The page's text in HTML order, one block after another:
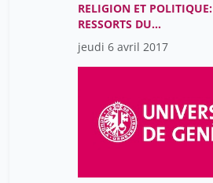
RELIGION ET POLITIQUE:
RESSORTS DU
MOUVEMENT DES
DROITS CIVIQUES AUX
ÉTATS-UNIS?
jeudi 6 avril 2017